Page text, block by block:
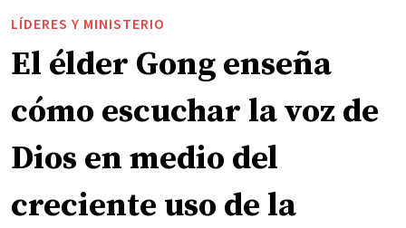
LÍDERES Y MINISTERIO
El élder Gong enseña
cómo escuchar la voz de
Dios en medio del
creciente uso de la